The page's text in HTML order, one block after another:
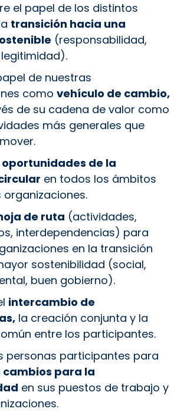
el papel de los distintos
transición hacia una
(responsabilidad,
de nuestras
como vehículo de cambio,
de su cadena de valor como
más generales que
oportunidades de la
en todos los ámbitos
de ruta (actividades,
interdependencias) para
en la transición
sostenibilidad (social,
buen gobierno).
intercambio de
la creación conjunta y la
entre los participantes.
personas participantes para
cambios para la
en sus puestos de trabajo y